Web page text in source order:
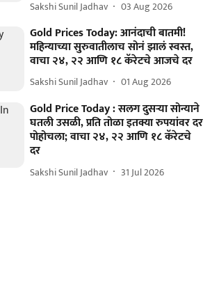
Sakshi Sunil Jadhav 03 Aug 2026
Gold Prices Today: आनंदाची बातमी!
महिन्याच्या सुरुवातीलाच सोनं झालं स्वस्त,
वाचा २४, २२ आणि १८ कॅरेटचे आजचे दर
Sakshi Sunil Jadhav 01 Aug 2026
Gold Price Today : सलग दुसऱ्या सोन्याने
घतली उसळी, प्रति तोळा इतक्या रुपयांवर दर
पोहोचला; वाचा २४, २२ आणि १८ कॅरेटचे
दर
Sakshi Sunil Jadhav 31 Jul 2026